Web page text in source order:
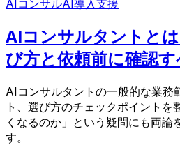
AIコンサルAI導入支援
AIコンサルタントと
び方と依頼前に確認す
AIコンサルタントの一般的な業務
ト、選び方のチェックポイントを
くなるのか」という疑問にも両論
す。